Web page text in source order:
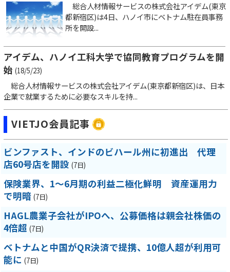
総合人材情報サービスの株式会社アイデム(東京
都新宿区)は4日、ハノイ市にベトナム駐在員事務
所を開設...
アイデム、ハノイ工科大学で協同教育プログラムを開
始 (18/5/23)
総合人材情報サービスの株式会社アイデム(東京都新宿区)は、日本
企業で就業するために必要なスキルを持...
VIETJO会員記事
ビンファスト、インドのビハール州に初進出 代理
店60号店を開設 (7日)
保険業界、1～6月期の利益二極化鮮明 資産運用力
で明暗 (7日)
HAGL農業子会社がIPOへ、公募価格は親会社株価の
4倍超 (7日)
ベトナムと中国がQR決済で提携、10億人超が利用可
能に (7日)